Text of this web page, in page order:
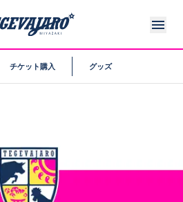
チケット購入 グッズ